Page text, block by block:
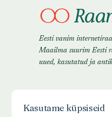
Eesti vanim
Maailma suurim Eesti
uued, kasutatud ja
Kasutame küpsiseid